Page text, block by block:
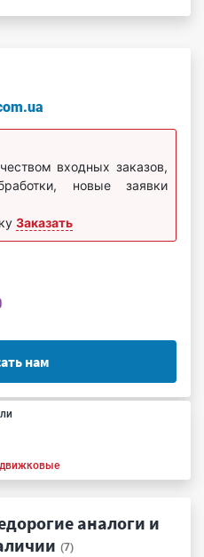
входных заказов,
новые заявки
Заказать
нам
аналоги и
(7)